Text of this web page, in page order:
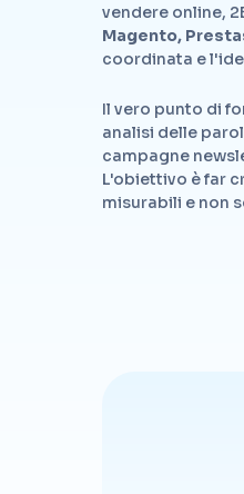
vendere online,
Magento,
coordinata e
Il vero punto di
analisi delle
campagne
L'obiettivo è far
misurabili e non